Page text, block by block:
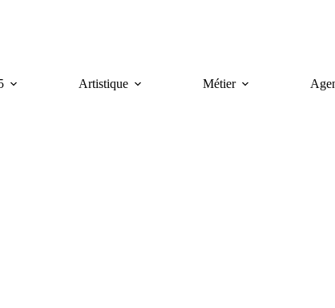
Artistique Métier